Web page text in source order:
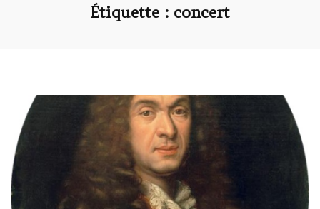
Étiquette : concert